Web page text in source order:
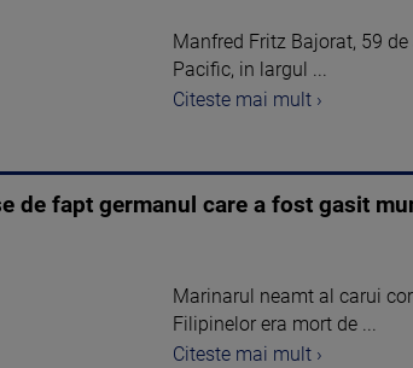
Manfred Fritz Bajorat, 59
Pacific, in largul ...
Citeste mai mult ›
de fapt germanul care a fost gasit
Marinarul neamt al carui
Filipinelor era mort de ...
Citeste mai mult ›